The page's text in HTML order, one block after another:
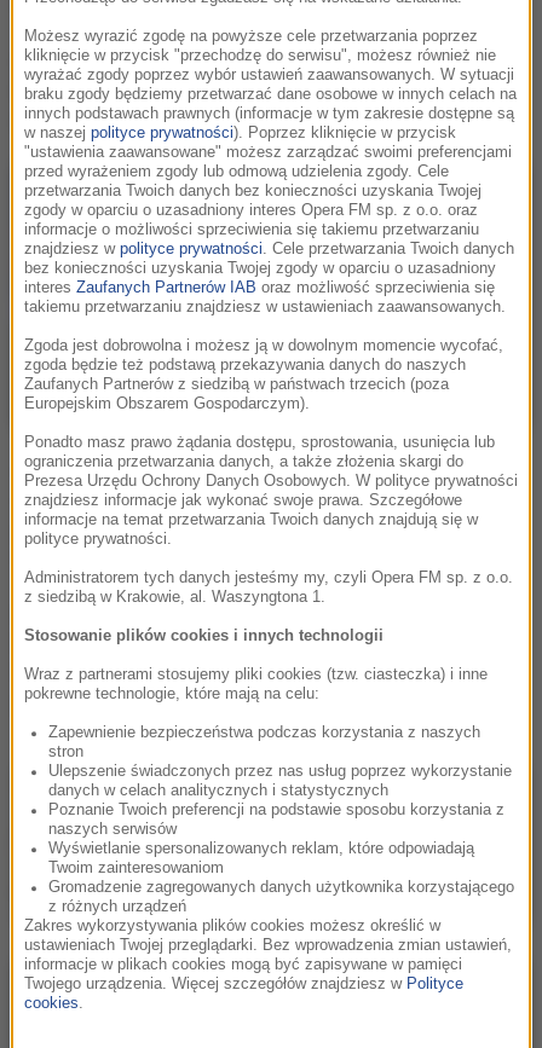
- pierwszego Polaka nagrodzonego Oskarem za muzykę
do filmu "Lili" z 1953 roku - wspomina Jan A.P.
Kaczmarek który powtórzył jego oscarowy sukces kilka
dekad później .
Ludzie pięknie o nim mówili: był utalentowany i niebywale
uroczy. Towarzysko bardzo atrakcyjny, wszyscy go kochali za
jego manierę i urok. Poznałem go od strony jego znajomych,
którzy mi o nim opowiadali
Multimedialny koncert zatytułowany Wars & Kaper:
Dekonstrukcja w wykonaniu pianisty jazzowego Pawła
Kaczmarczyka i zespołu Audiofeeling Trio odbył się 26 maja o
godzinie 20. w Centrum Kongresowe ICE Kraków.
Możesz wyrazić zgodę na powyższe cele przetwarzania poprzez
kliknięcie w przycisk "przechodzę do serwisu", możesz również nie
wyrażać zgody poprzez wybór ustawień zaawansowanych. W sytuacji
braku zgody będziemy przetwarzać dane osobowe w innych celach na
innych podstawach prawnych (informacje w tym zakresie dostępne są
w naszej polityce prywatności). Poprzez kliknięcie w przycisk
"ustawienia zaawansowane" możesz zarządzać swoimi preferencjami
przed wyrażeniem zgody lub odmową udzielenia zgody. Cele
przetwarzania Twoich danych bez konieczności uzyskania Twojej
zgody w oparciu o uzasadniony interes Opera FM sp. z o.o. oraz
informacje o możliwości sprzeciwienia się takiemu przetwarzaniu
znajdziesz w polityce prywatności. Cele przetwarzania Twoich danych
bez konieczności uzyskania Twojej zgody w oparciu o uzasadniony
interes Zaufanych Partnerów IAB oraz możliwość sprzeciwienia się
takiemu przetwarzaniu znajdziesz w ustawieniach zaawansowanych.
Zgoda jest dobrowolna i możesz ją w dowolnym momencie wycofać,
zgoda będzie też podstawą przekazywania danych do naszych
Zaufanych Partnerów z siedzibą w państwach trzecich (poza
Europejskim Obszarem Gospodarczym).
Ponadto masz prawo żądania dostępu, sprostowania, usunięcia lub
ograniczenia przetwarzania danych, a także złożenia skargi do
Prezesa Urzędu Ochrony Danych Osobowych. W polityce prywatności
znajdziesz informacje jak wykonać swoje prawa. Szczegółowe
informacje na temat przetwarzania Twoich danych znajdują się w
polityce prywatności.
Administratorem tych danych jesteśmy my, czyli Opera FM sp. z o.o.
z siedzibą w Krakowie, al. Waszyngtona 1.
Stosowanie plików cookies i innych technologii
Wraz z partnerami stosujemy pliki cookies (tzw. ciasteczka) i inne
pokrewne technologie, które mają na celu:
Zapewnienie bezpieczeństwa podczas korzystania z naszych
stron
Ulepszenie świadczonych przez nas usług poprzez wykorzystanie
danych w celach analitycznych i statystycznych
Poznanie Twoich preferencji na podstawie sposobu korzystania z
naszych serwisów
Wyświetlanie spersonalizowanych reklam, które odpowiadają
Twoim zainteresowaniom
Gromadzenie zagregowanych danych użytkownika korzystającego
z różnych urządzeń
Zakres wykorzystywania plików cookies możesz określić w
ustawieniach Twojej przeglądarki. Bez wprowadzenia zmian ustawień,
informacje w plikach cookies mogą być zapisywane w pamięci
Twojego urządzenia. Więcej szczegółów znajdziesz w Polityce
cookies.